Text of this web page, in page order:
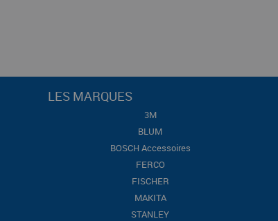
LES MARQUES
3M
BLUM
BOSCH Accessoires
FERCO
FISCHER
MAKITA
STANLEY